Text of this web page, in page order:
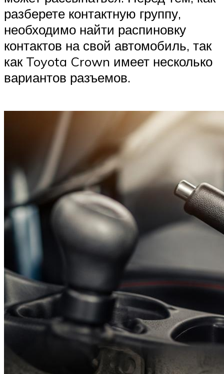
разберете контактную группу,
необходимо найти распиновку
контактов на свой автомобиль, так
как Toyota Crown имеет несколько
вариантов разъемов.